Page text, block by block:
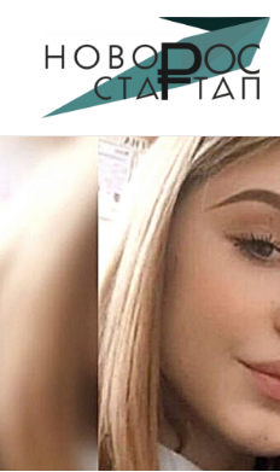
Новорос Стартап